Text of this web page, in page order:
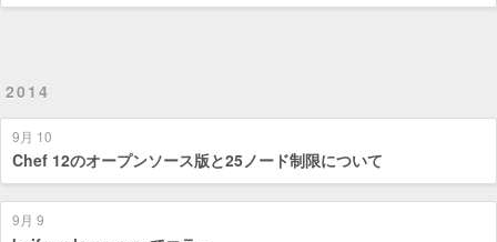
2014
9月 10
Chef 12のオープンソース版と25ノード制限について
9月 9